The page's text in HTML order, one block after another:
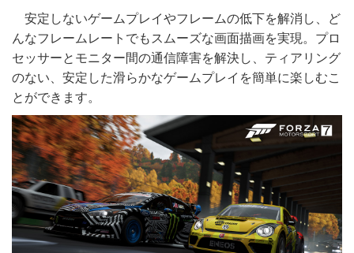
安定しないゲームプレイやフレームの低下を解消し、ど
んなフレームレートでもスムーズな画面描画を実現。プロ
セッサーとモニター間の通信障害を解決し、ティアリング
のない、安定した滑らかなゲ​ームプレイを簡単に楽しむこ
とができます。